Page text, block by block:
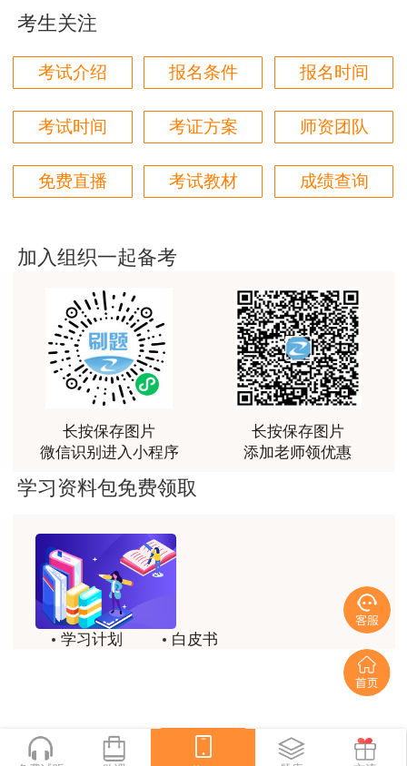
及控制系统和冷却系统组成。
四、 衬里施工方法
1. 块材衬里
和树脂胶泥。
（1）铺贴法：可连续或间断施工；纤维增强
酚醛树脂衬里应采用间断法施工。
（2）喷射法
基体表面喷涂封底胶料后将纤维增强塑料与树
脂混合喷涂。
3. 橡胶衬里
采用粘贴法，利用胶粘剂粘贴，接口以搭边方
4. 塑料衬里（焊接、粘贴等方法）
5. 铅衬里（衬铅与搪铅）
适用于常压或压力不高、温度较低和静载荷作
用下工作的设备；真空操作的设备、受振动和有冲
五、 阴极保护施工方法
们网站教学质量越来越高。祝大家都取得满意的结
果！
用户m5****66
用户m5****66
3位老师，讲的都非常的好
用户m9****88
俗易懂，重点突出，模拟题质量高，押题卷压中的知
识点很多，尤其是实务简答题秘籍压中将近70%的小
问，让小白学员也能一次过四门，十分给力，值得推
荐[强][强]
用户jl****un
感谢教育网的多年支持与培养。
老师讲课认真负责，要点突出；我考试通过了。
用户m9****66
用户ch****15
达老师的课程讲的非常好
用户s****02
喜欢达老师的讲课
用户s****02
考生关注
考试介绍 报名条件 报名时间
考试时间 考证方案 师资团队
免费直播 考试教材 成绩查询
加入组织一起备考
长按保存图片
微信识别进入小程序
长按保存图片
添加老师领优惠
学习资料包免费领取
学习计划
白皮书